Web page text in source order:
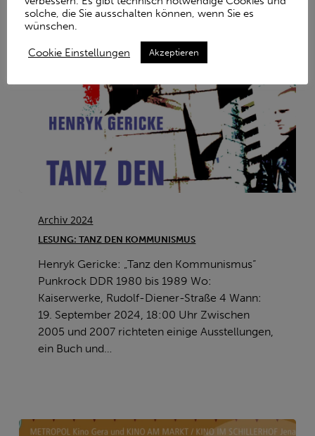
TanzArchiv 2024
LESUNG: TANZ DEN KOMMUNISMUS
Henryk Gericke: „Tanz den Kommunismus“
Punkrock DDR 1980 bis 1989 Wo:
Kaiserwerke, Rudolf-Diener-Straße 4 Wann:
19. September 2024, 18:00 Uhr Zwischen
2005 und 2007 richteten einige Ausstellungen,
ein Buch und…
solche, die Sie ausschalten können, wenn Sie es
wünschen.
Cookie Einstellungen Akzeptieren